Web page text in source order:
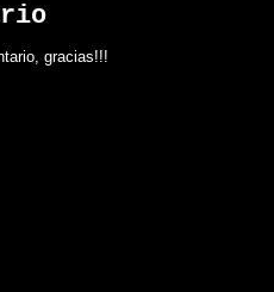
gracias!!!